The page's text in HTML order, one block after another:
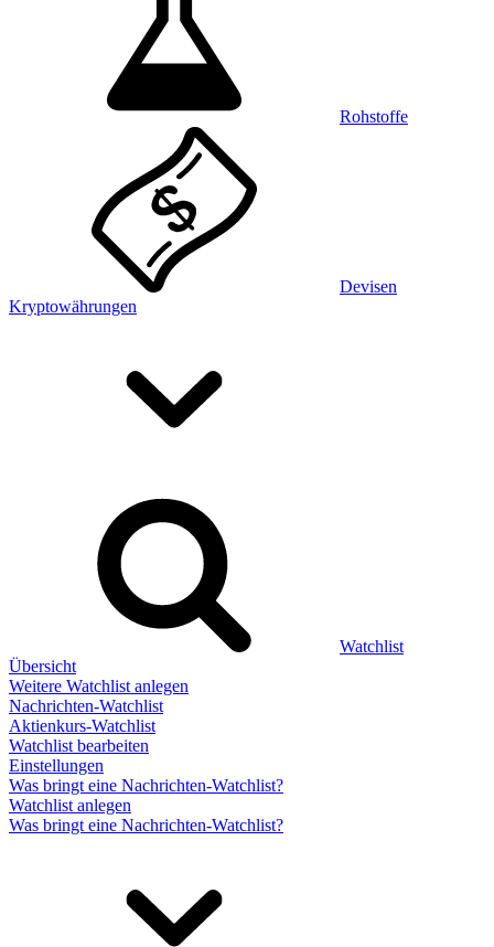
Rohstoffe
Devisen
Kryptowährungen
Watchlist
Übersicht
Weitere Watchlist anlegen
Nachrichten-Watchlist
Aktienkurs-Watchlist
Watchlist bearbeiten
Einstellungen
Was bringt eine Nachrichten-Watchlist?
Watchlist anlegen
Was bringt eine Nachrichten-Watchlist?